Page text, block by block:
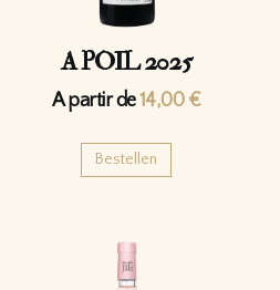
A POIL 2025
A partir de14,00 €
Bestellen